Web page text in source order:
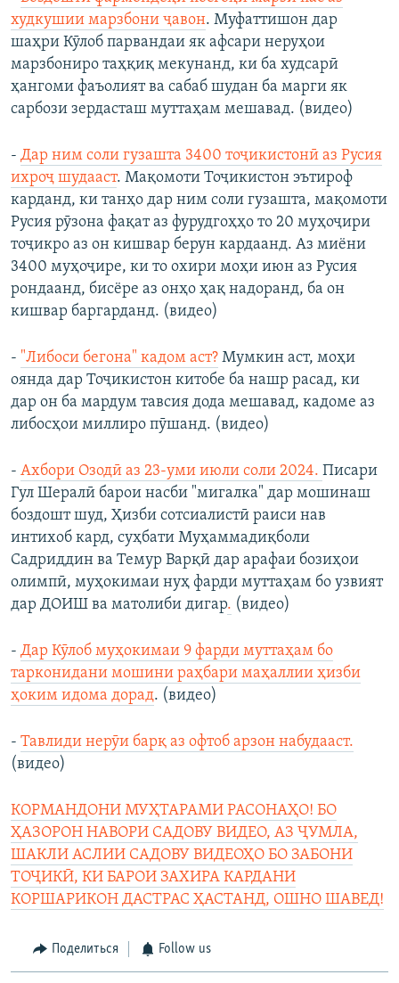
худкушии марзбони ҷавон. Муфаттишон дар
шаҳри Кӯлоб парвандаи як афсари неруҳои
марзбониро таҳқиқ мекунанд, ки ба худсарӣ
ҳангоми фаъолият ва сабаб шудан ба марги як
сарбози зердасташ муттаҳам мешавад. (видео)
- Дар ним соли гузашта 3400 тоҷикистонӣ аз Русия
ихроҷ шудааст. Мақомоти Тоҷикистон эътироф
карданд, ки танҳо дар ним соли гузашта, мақомоти
Русия рӯзона фақат аз фурудгоҳҳо то 20 муҳоҷири
тоҷикро аз он кишвар берун кардаанд. Аз миёни
3400 муҳоҷире, ки то охири моҳи июн аз Русия
рондаанд, бисёре аз онҳо ҳақ надоранд, ба он
кишвар баргарданд. (видео)
- "Либоси бегона" кадом аст? Мумкин аст, моҳи
оянда дар Тоҷикистон китобе ба нашр расад, ки
дар он ба мардум тавсия дода мешавад, кадоме аз
либосҳои миллиро пӯшанд. (видео)
- Ахбори Озодӣ аз 23-уми июли соли 2024. Писари
Гул Шералӣ барои насби "мигалка" дар мошинаш
боздошт шуд, Ҳизби сотсиалистӣ раиси нав
интихоб кард, суҳбати Муҳаммадиқболи
Садриддин ва Темур Варқӣ дар арафаи бозиҳои
олимпӣ, муҳокимаи нуҳ фарди муттаҳам бо узвият
дар ДОИШ ва матолиби дигар. (видео)
- Дар Кӯлоб муҳокимаи 9 фарди муттаҳам бо
тарконидани мошини раҳбари маҳаллии ҳизби
ҳоким идома дорад. (видео)
- Тавлиди нерӯи барқ аз офтоб арзон набудааст.
(видео)
КОРМАНДОНИ МУҲТАРАМИ РАСОНАҲО! БО
ҲАЗОРОН НАВОРИ САДОВУ ВИДЕО, АЗ ҶУМЛА,
ШАКЛИ АСЛИИ САДОВУ ВИДЕОҲО БО ЗАБОНИ
ТОҶИКӢ, КИ БАРОИ ЗАХИРА КАРДАНИ
КОРШАРИКОН ДАСТРАС ҲАСТАНД, ОШНО ШАВЕД!
Поделиться Follow us